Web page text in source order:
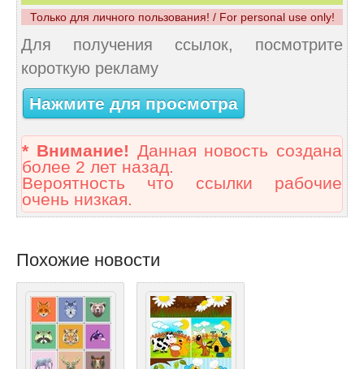
Только для личного пользования! / For personal use only!
Для получения ссылок, посмотрите
короткую рекламу
Нажмите для просмотра
* Внимание! Данная новость создана
более 2 лет назад.
Вероятность что ссылки рабочие
очень низкая.
Похожие новости